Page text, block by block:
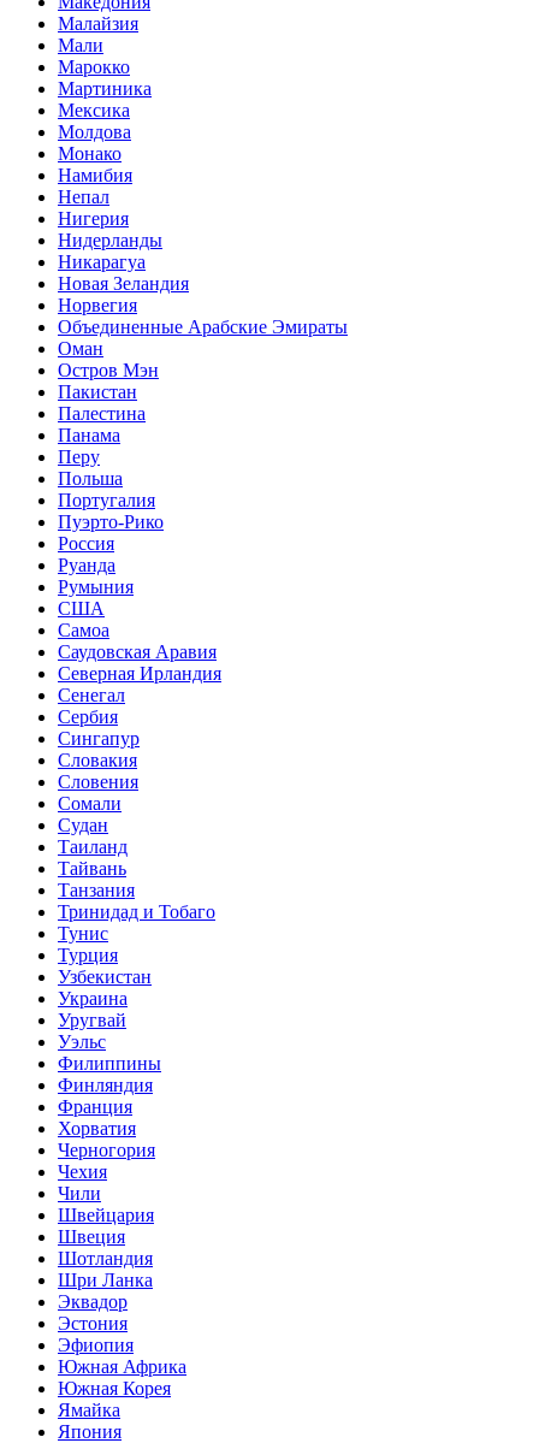
Малайзия
Мали
Марокко
Мартиника
Мексика
Молдова
Монако
Намибия
Непал
Нигерия
Нидерланды
Никарагуа
Новая Зеландия
Норвегия
Объединенные Арабские Эмираты
Оман
Остров Мэн
Пакистан
Палестина
Панама
Перу
Польша
Португалия
Пуэрто-Рико
Россия
Руанда
Румыния
США
Самоа
Саудовская Аравия
Северная Ирландия
Сенегал
Сербия
Сингапур
Словакия
Словения
Сомали
Судан
Таиланд
Тайвань
Танзания
Тринидад и Тобаго
Тунис
Турция
Узбекистан
Украина
Уругвай
Уэльс
Филиппины
Финляндия
Франция
Хорватия
Черногория
Чехия
Чили
Швейцария
Швеция
Шотландия
Шри Ланка
Эквадор
Эстония
Эфиопия
Южная Африка
Южная Корея
Ямайка
Япония